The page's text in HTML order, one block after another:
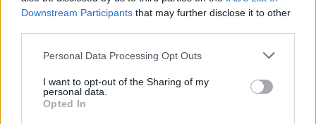
Downstream Participants that may further disclose it to other
Personal Data Processing Opt Outs
I want to opt-out of the Sharing of my
personal data.
Opted In